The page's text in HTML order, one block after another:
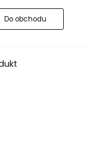
Do obchodu